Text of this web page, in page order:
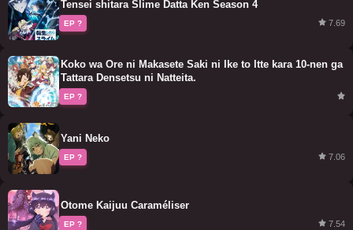
Tensei shitara Slime Datta Ken Season 4
EP ? 7.69
Koko wa Ore ni Makasete Saki ni Ike to Itte kara 10-nen ga
Tattara Densetsu ni Natteita.
EP ?
Yani Neko
EP ? 7.06
Otome Kaijuu Caraméliser
EP ? 7.54